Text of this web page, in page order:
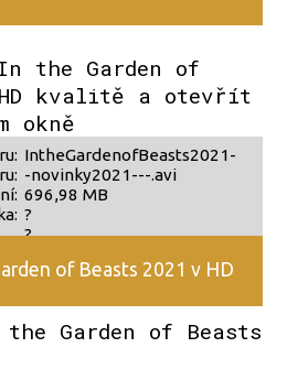
the Garden of
HD kvalitě a otevřít
okně
IntheGardenofBeasts2021-
-novinky2021---.avi
696,98 MB
?
?
of Beasts 2021 v HD
Garden of Beasts